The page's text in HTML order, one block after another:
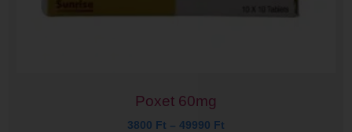
Poxet 60mg
3800 Ft – 49990 Ft